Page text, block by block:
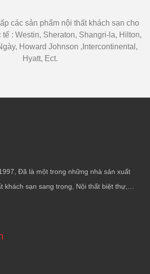
các sản phẩm nội thất khách sạn cho
: Westin, Sheraton, Shangri-la, Hilton,
Howard Johnson ,Intercontinental,
Hyatt, Ect.
Đã là một trong những nhà sản xuất
khách sạn sang trọng, Nội thất biệt thự,